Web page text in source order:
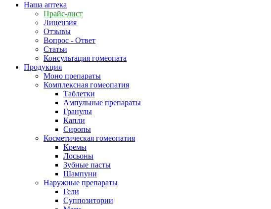
Наша аптека
Прайс-лист
Лицензия
Отзывы
Вопрос - Ответ
Статьи
Консультация гомеопата
Продукция
Моно препараты
Комплексная гомеопатия
Таблетки
Ампульные препараты
Гранулы
Капли
Сиропы
Косметическая гомеопатия
Кремы
Лосьоны
Зубные пасты
Шампуни
Наружные препараты
Гели
Суппозитории